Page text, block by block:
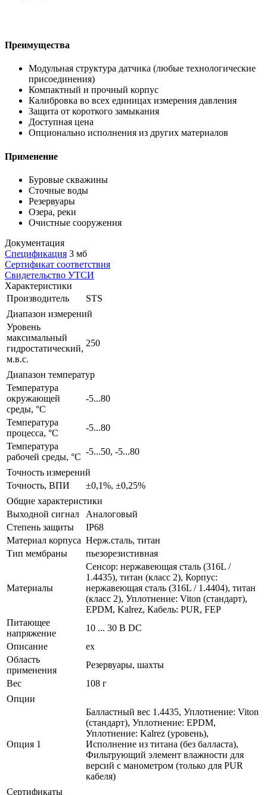
Преимущества
Модульная структура датчика (любые технологические
присоединения)
Компактный и прочный корпус
Калибровка во всех единицах измерения давления
Защита от короткого замыкания
Доступная цена
Опционально исполнения из других материалов
Применение
Буровые скважины
Сточные воды
Резервуары
Озера, реки
Очистные сооружения
Документация
Спецификация 3 мб
Сертификат соответствия
Свидетельство УТСИ
Характеристики
Производитель
STS
Диапазон измерений
Уровень
максимальный
гидростатический,
м.в.с.
250
Диапазон температур
Температура
окружающей
среды, °С
-5...80
Температура
процесса, °С
-5...80
Температура
рабочей среды, °С
-5...50, -5...80
Точность измерений
Точность, ВПИ
±0,1%, ±0,25%
Общие характеристики
Выходной сигнал
Аналоговый
Степень защиты
IP68
Материал корпуса Нерж.сталь, титан
Тип мембраны
пьезорезистивная
Материалы
Сенсор: нержавеющая сталь (316L /
1.4435), титан (класс 2), Корпус:
нержавеющая сталь (316L / 1.4404), титан
(класс 2), Уплотнение: Viton (стандарт),
EPDM, Kalrez, Кабель: PUR, FEP
Питающее
напряжение
10 ... 30 В DC
Описание
ex
Область
применения
Резервуары, шахты
Вес
108 г
Опции
Опция 1
Балластный вес 1.4435, Уплотнение: Viton
(стандарт), Уплотнение: EPDM,
Уплотнение: Kalrez (уровень),
Исполнение из титана (без балласта),
Фильтрующий элемент влажности для
версий с манометром (только для PUR
кабеля)
Сертификаты